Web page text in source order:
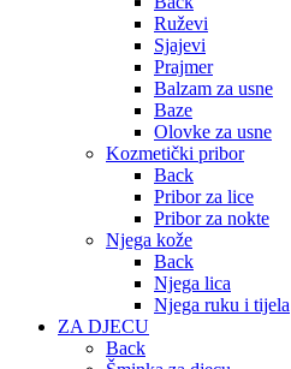
Ruževi
Sjajevi
Prajmer
Balzam za usne
Baze
Olovke za usne
Kozmetički pribor
Back
Pribor za lice
Pribor za nokte
Njega kože
Back
Njega lica
Njega ruku i tijela
ZA DJECU
Back